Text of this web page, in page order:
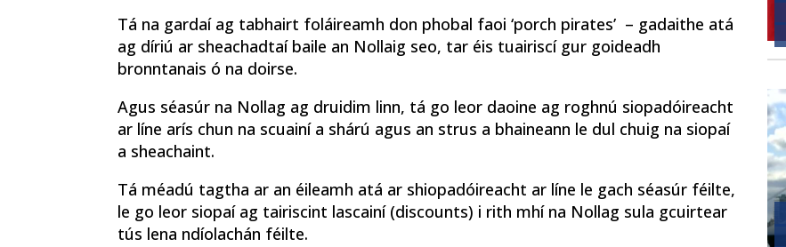
Tá na gardaí ag tabhairt foláireamh don phobal faoi ‘porch pirates’ – gadaithe atá
ag díriú ar sheachadtaí baile an Nollaig seo, tar éis tuairiscí gur goideadh
bronntanais ó na doirse.
Agus séasúr na Nollag ag druidim linn, tá go leor daoine ag roghnú siopadóireacht
ar líne arís chun na scuainí a shárú agus an strus a bhaineann le dul chuig na siopaí
a sheachaint.
Tá méadú tagtha ar an éileamh atá ar shiopadóireacht ar líne le gach séasúr féilte,
le go leor siopaí ag tairiscint lascainí (discounts) i rith mhí na Nollag sula gcuirtear
tús lena ndíolachán féilte.